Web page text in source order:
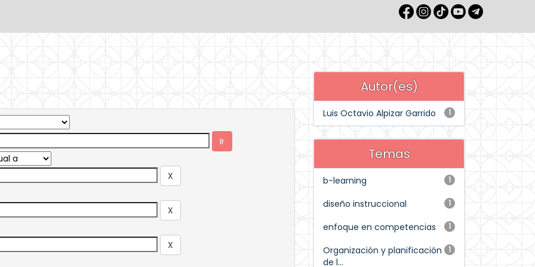
Autor(es)
1
Luis Octavio Alpizar Garrido
Temas
1
b-learning
1
diseño instruccional
1
enfoque en competencias
1
Organización y planificación
de l...